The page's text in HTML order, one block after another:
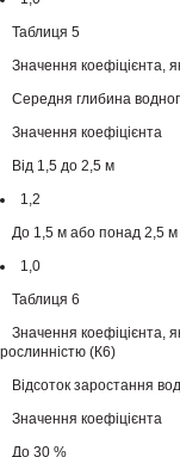
Таблиця 5
Значення коефіцієнта,
Середня глибина
Значення коефіцієнта
Від 1,5 до 2,5 м
1,2
До 1,5 м або понад 2,5 м
1,0
Таблиця 6
Значення коефіцієнта,
рослинністю (К6)
Відсоток заростання
Значення коефіцієнта
До 30 %